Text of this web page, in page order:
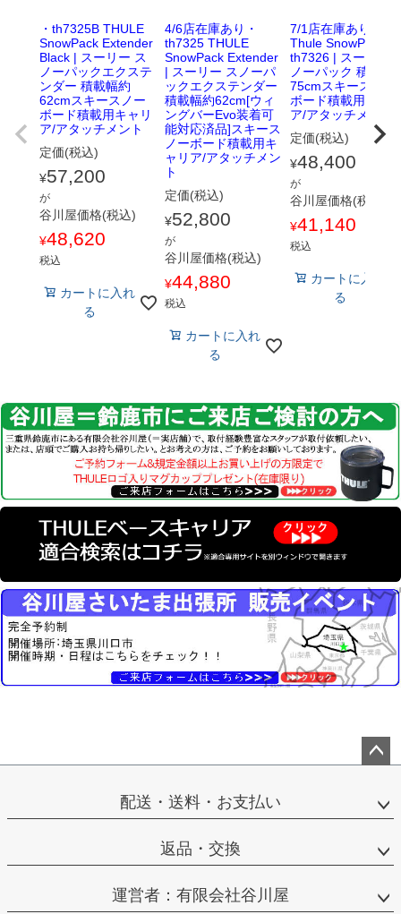
・th7325B THULE
SnowPack Extender
Black | スーリー ス
ノーパックエクステ
ンダー 積載幅約
62cmスキースノー
ボード積載用キャリ
ア/アタッチメント
定価(税込)
¥57,200
が
谷川屋価格(税込)
¥48,620
税込
カートに入れ
る
4/6店在庫あり・
th7325 THULE
SnowPack Extender
| スーリー スノーパ
ックエクステンダー
積載幅約62cm[ウィ
ングバーEvo装着可
能対応済品]スキース
ノーボード積載用キ
ャリア/アタッチメン
ト
定価(税込)
¥52,800
が
谷川屋価格(税込)
¥44,880
税込
カートに入れ
る
7/1店在庫あり・
Thule SnowPack L
th7326 | スーリー
ノーパック 積載幅
75cmスキースノー
ボード積載用キャ
ア/アタッチメント
定価(税込)
¥48,400
が
谷川屋価格(税込)
¥41,140
税込
カートに入れ
る
ップ
配送・送料・お支払い
返品・交換
運営者：有限会社谷川屋